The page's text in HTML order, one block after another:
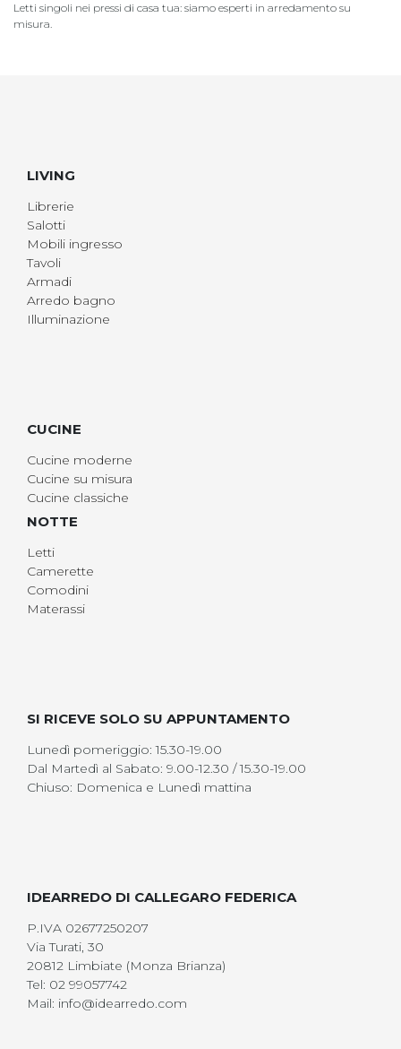
Letti singoli nei pressi di casa tua: siamo esperti in arredamento su
misura.
LIVING
Librerie
Salotti
Mobili ingresso
Tavoli
Armadi
Arredo bagno
Illuminazione
CUCINE
Cucine moderne
Cucine su misura
Cucine classiche
NOTTE
Letti
Camerette
Comodini
Materassi
SI RICEVE SOLO SU APPUNTAMENTO
Lunedì pomeriggio: 15.30-19.00
Dal Martedì al Sabato: 9.00-12.30 / 15.30-19.00
Chiuso: Domenica e Lunedì mattina
IDEARREDO DI CALLEGARO FEDERICA
P.IVA 02677250207
Via Turati, 30
20812 Limbiate (Monza Brianza)
Tel: 02 99057742
Mail: info@idearredo.com